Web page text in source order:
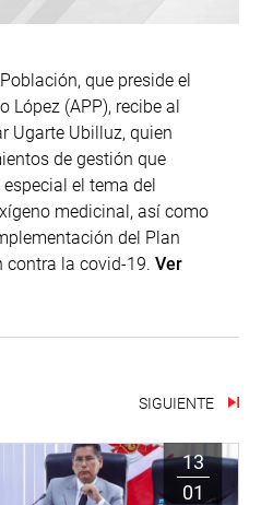
que preside el
López (APP), recibe al
Ugarte Ubilluz, quien
de gestión que
el tema del
medicinal, así como
del Plan
contra la covid-19. Ver
SIGUIENTE
13
01